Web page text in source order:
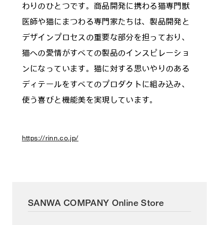
わりのひとつです。商品開発に携わる猫専門獣
医師や猫にまつわる専門家たちは、製品開発と
デザインプロセスの重要な部分を担っており、
猫への愛情がすべての製品のインスピレーショ
ンになっています。猫に対する思いやりのある
ディテールをすべてのプロダクトに組み込み、
使う喜びと機能美を実現しています。
https://rinn.co.jp/
SANWA COMPANY Online Store